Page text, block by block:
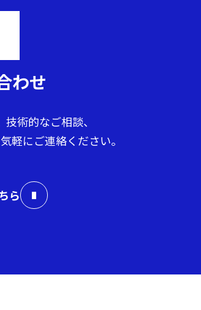
わせ
術的なご相談、
軽にご連絡ください。
ら